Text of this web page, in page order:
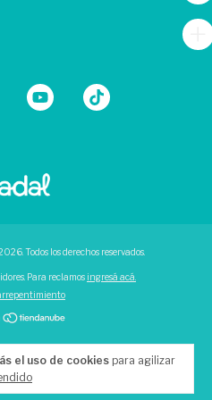
el uso de cookies para agilizar
Todos los derechos reservados.
Para reclamos ingresá acá.